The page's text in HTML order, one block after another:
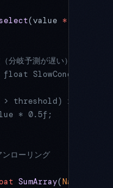
(value *
岐予測が遅い）
threshold) return
* 0.5f;
ローリング
SumArray(